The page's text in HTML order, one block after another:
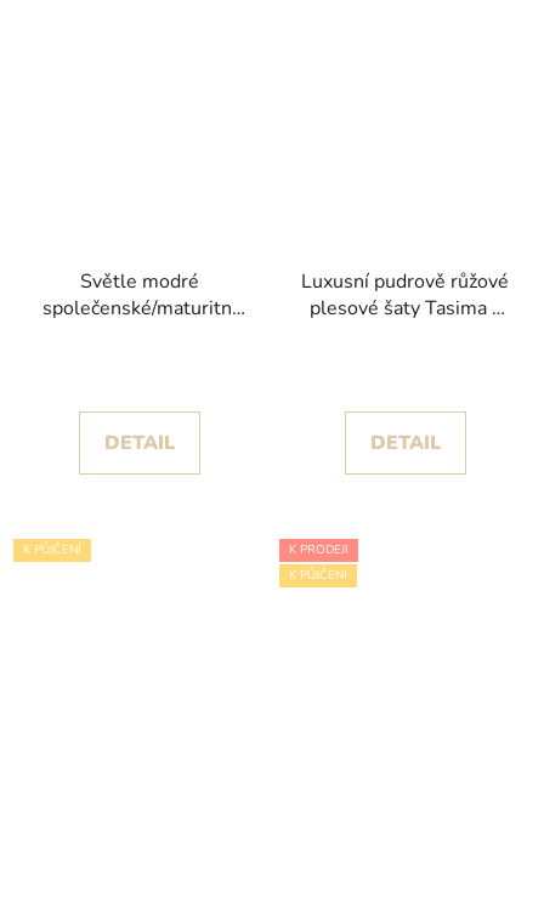
Světle modré
společenské/maturitní
DETAIL
Luxusní pudrově růžové
plesové šaty Tasima s
DETAIL
K PŮJČENÍ
K PRODEJI
K PŮJČENÍ